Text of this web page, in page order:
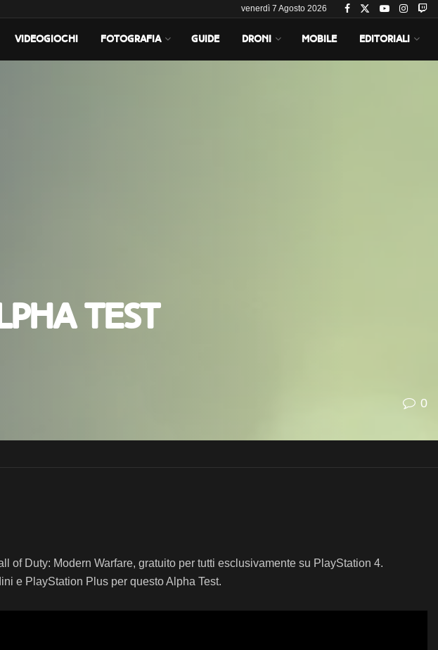
venerdì 7 Agosto 2026
VIDEOGIOCHI FOTOGRAFIA GUIDE DRONI MOBILE EDITORIALI
Test
0
of Duty: Modern Warfare, gratuito per tutti esclusivamente su PlayStation 4.
e PlayStation Plus per questo Alpha Test.